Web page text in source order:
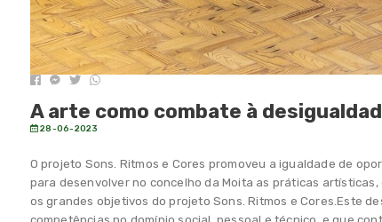
A arte como combate à
28-06-2023
O projeto Sons. Ritmos e Cores promoveu a igualdade de
para desenvolver no concelho da Moita as práticas
os grandes objetivos do projeto Sons. Ritmos e Cores.Este